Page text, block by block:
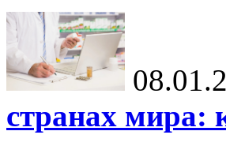
странах мира: